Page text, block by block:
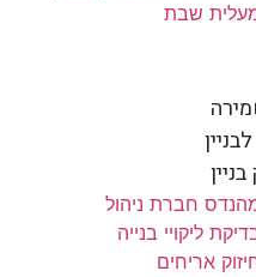
שבת
חברת ניהול
ליקויי בנייה
אריחים